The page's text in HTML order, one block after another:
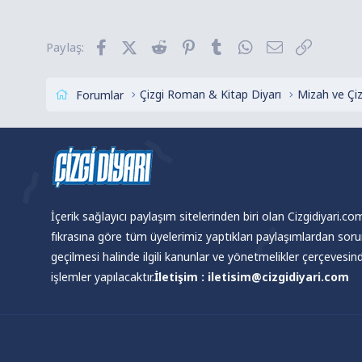
e
Paylaş: FacebookX (Twitter)
Reddit PinterestTumblrWhatsApp
E-posta
Forumlar Çizgi Roman & Kitap Diyarı Mizah ve
İçerik sağlayıcı paylaşım sitelerinden biri olan
fıkrasına göre tüm üyelerimiz yaptıkları paylaşımlardan
geçilmesi halinde ilgili kanunlar ve yönetmelikler
işlemler yapılacaktır.İletişim : iletisim@cizgidiyari.com